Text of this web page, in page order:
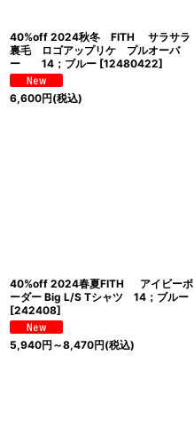
40%off 2024秋冬 FITH サラサラ
裏毛 ロゴアップリケ プルオーバ
ー 14；ブルー [12480422]
6,600円(税込)
40%off 2024春夏FITH アイビーボ
ーダー Big L/S Tシャツ 14；ブルー
[242408]
5,940円 ～8,470円(税込)